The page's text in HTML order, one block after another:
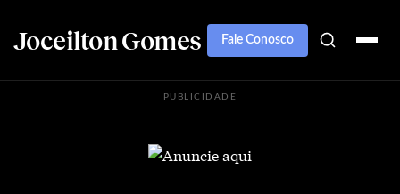
Joceilton Gomes Fale Conosco
PUBLICIDADE